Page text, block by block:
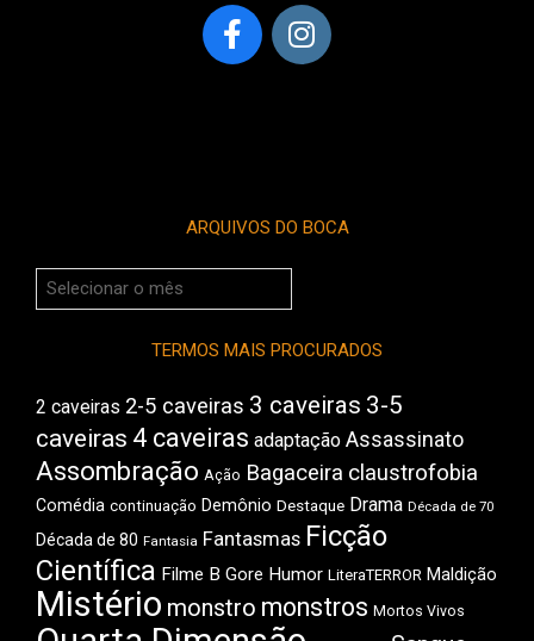
ARQUIVOS DO BOCA
Arquivos
TERMOS MAIS PROCURADOS
2 caveiras 2-5 caveiras 3 caveiras 3-5
caveiras 4 caveiras adaptação Assassinato
Assombração Ação Bagaceira claustrofobia
Comédia continuação Demônio Destaque Drama Década de 70
Década de 80 Fantasia Fantasmas Ficção
Científica Filme B Gore Humor LiteraTERROR Maldição
Mistério monstro monstros Mortos Vivos